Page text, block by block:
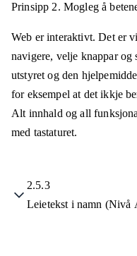
Prinsipp 2. Mogleg å
Web er interaktivt. Det er
navigere, velje knappar og
utstyret og den
for eksempel at det ikkje
Alt innhald og all
med tastaturet.
2.5.3
Leietekst i namn (Nivå